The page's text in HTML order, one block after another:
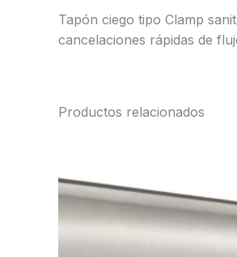
Tapón ciego tipo Clamp
cancelaciones rápidas de
Productos relacionados